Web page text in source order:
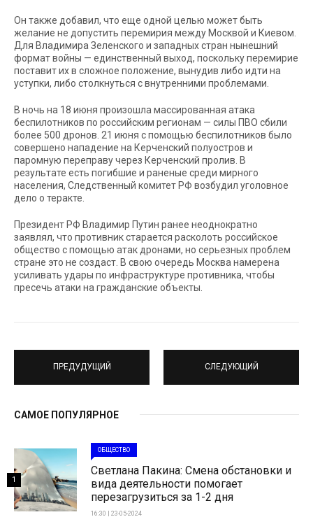
Он также добавил, что еще одной целью может быть
желание не допустить перемирия между Москвой и Киевом.
Для Владимира Зеленского и западных стран нынешний
формат войны — единственный выход, поскольку перемирие
поставит их в сложное положение, вынудив либо идти на
уступки, либо столкнуться с внутренними проблемами.
В ночь на 18 июня произошла массированная атака
беспилотников по российским регионам — силы ПВО сбили
более 500 дронов. 21 июня с помощью беспилотников было
совершено нападение на Керченский полуостров и
паромную переправу через Керченский пролив. В
результате есть погибшие и раненые среди мирного
населения, Следственный комитет РФ возбудил уголовное
дело о теракте.
Президент РФ Владимир Путин ранее неоднократно
заявлял, что противник старается расколоть российское
общество с помощью атак дронами, но серьезных проблем
стране это не создаст. В свою очередь Москва намерена
усиливать удары по инфраструктуре противника, чтобы
пресечь атаки на гражданские объекты.
ПРЕДУДУЩИЙ СЛЕДУЮЩИЙ
САМОЕ ПОПУЛЯРНОЕ
ОБЩЕСТВО
Светлана Пакина: Смена обстановки и
вида деятельности помогает
перезагрузиться за 1-2 дня
16:30 | 23-05-2024
1